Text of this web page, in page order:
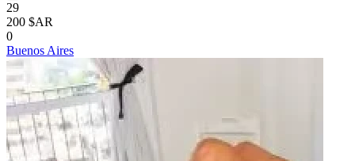
29
200 $AR
0
Buenos Aires